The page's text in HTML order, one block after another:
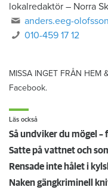
lokalredaktör – Norra
anders.eeg-
010-459 17 12
MISSA INGET FRÅN HEM
Facebook.
Läs också